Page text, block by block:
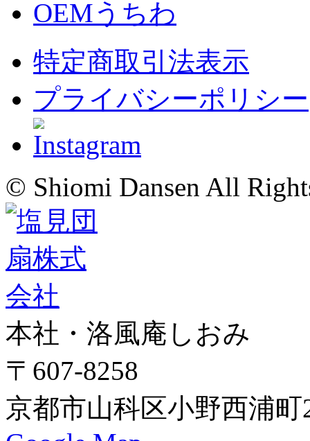
OEMうちわ
特定商取引法表示
プライバシーポリシー
© Shiomi Dansen All
本社・洛風庵しおみ
〒607-8258
京都市山科区小野西浦町